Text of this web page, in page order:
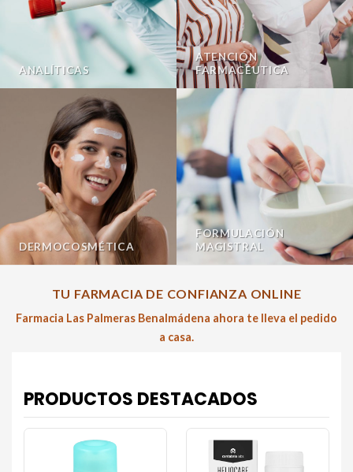
ANALÍTICAS
ATENCIÓN
FARMACÉUTICA
DERMOCOSMÉTICA
FORMULACIÓN
MAGISTRAL
TU FARMACIA DE CONFIANZA ONLINE
Farmacia Las Palmeras Benalmádena ahora te lleva el pedido
a casa.